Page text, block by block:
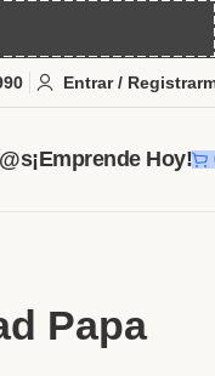
Entrar /
¡Emprende Hoy!
Papa